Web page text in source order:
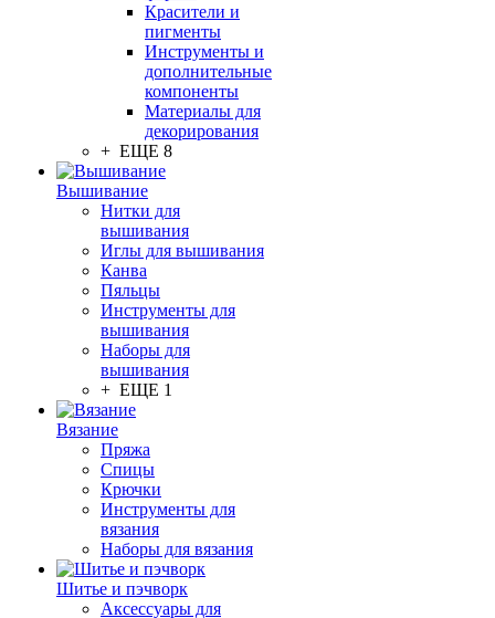
Красители и
пигменты
Инструменты и
дополнительные
компоненты
Материалы для
декорирования
+ ЕЩЕ 8
Вышивание
Нитки для
вышивания
Иглы для вышивания
Канва
Пяльцы
Инструменты для
вышивания
Наборы для
вышивания
+ ЕЩЕ 1
Вязание
Пряжа
Спицы
Крючки
Инструменты для
вязания
Наборы для вязания
Шитье и пэчворк
Аксессуары для